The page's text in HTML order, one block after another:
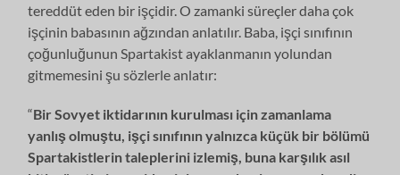
tereddüt eden bir işçidir. O zamanki süreçler daha çok
işçinin babasının ağzından anlatılır. Baba, işçi sınıfının
çoğunluğunun Spartakist ayaklanmanın yolundan
gitmemesini şu sözlerle anlatır:
“Bir Sovyet iktidarının kurulması için zamanlama
yanlış olmuştu, işçi sınıfının yalnızca küçük bir bölümü
Spartakistlerin taleplerini izlemiş, buna karşılık asıl